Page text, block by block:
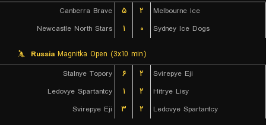
Canberra Brave
۵ ۲
Melbourne Ice
Newcastle North Stars
۱ ۰ Sydney Ice Dogs
Russia Magnitka Open (3x10 min)
Stalnye Topory
۶ ۲
Svirepye Eji
Ledovye Spartantcy
۱ ۲
Hitrye Lisy
Svirepye Eji
۳ ۲ Ledovye Spartantcy